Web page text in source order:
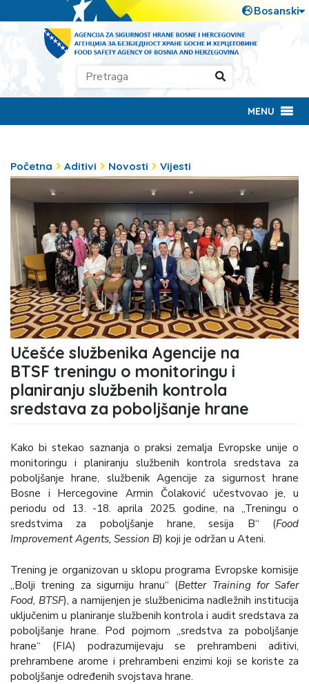
MENU
Početna Aditivi Novosti Vijesti
Učešće službenika Agencije na
BTSF treningu o monitoringu i
planiranju službenih kontrola
sredstava za poboljšanje hrane
Kako bi stekao saznanja o praksi zemalja Evropske unije o
monitoringu i planiranju službenih kontrola sredstava za
poboljšanje hrane, službenik Agencije za sigurnost hrane
Bosne i Hercegovine Armin Čolaković učestvovao je, u
periodu od 13. -18. aprila 2025. godine, na „Treningu o
sredstvima za poboljšanje hrane, sesija B“ (Food
Improvement Agents, Session B) koji je održan u Ateni.
Trening je organizovan u sklopu programa Evropske komisije
„Bolji trening za sigurniju hranu“ (Better Training for Safer
Food, BTSF), a namijenjen je službenicima nadležnih institucija
uključenim u planiranje službenih kontrola i audit sredstava za
poboljšanje hrane. Pod pojmom „sredstva za poboljšanje
hrane“ (FIA) podrazumijevaju se prehrambeni aditivi,
prehrambene arome i prehrambeni enzimi koji se koriste za
poboljšanje određenih svojstava hrane.